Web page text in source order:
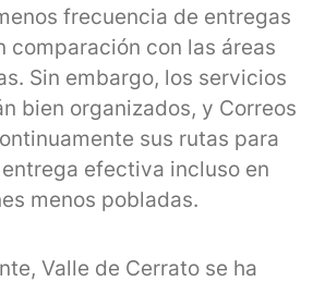
frecuencia de entregas
comparación con las áreas
Sin embargo, los servicios
bien organizados, y Correos
sus rutas para
efectiva incluso en
menos pobladas.
Valle de Cerrato se ha